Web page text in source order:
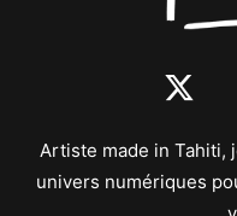
Artiste made in Tahiti,
univers numériques